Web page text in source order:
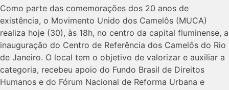
Como parte das comemorações dos 20 anos de
existência, o Movimento Unido dos Camelôs (MUCA)
realiza hoje (30), às 18h, no centro da capital fluminense, a
inauguração do Centro de Referência dos Camelôs do Rio
de Janeiro. O local tem o objetivo de valorizar e auxiliar a
categoria, recebeu apoio do Fundo Brasil de Direitos
Humanos e do Fórum Nacional de Reforma Urbana e